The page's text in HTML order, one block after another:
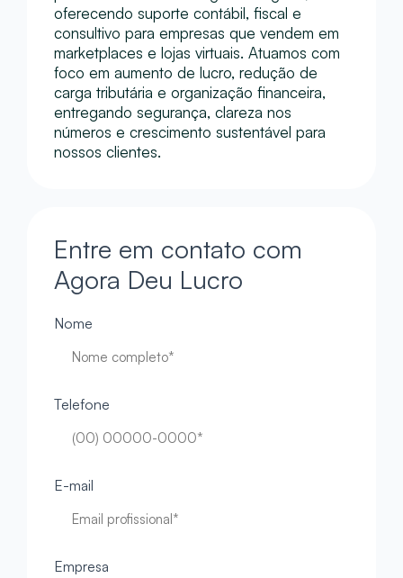
oferecendo suporte contábil, fiscal e
consultivo para empresas que vendem em
marketplaces e lojas virtuais. Atuamos com
foco em aumento de lucro, redução de
carga tributária e organização financeira,
entregando segurança, clareza nos
números e crescimento sustentável para
nossos clientes.
Entre em contato com
Agora Deu Lucro
Nome
Telefone
E-mail
Empresa